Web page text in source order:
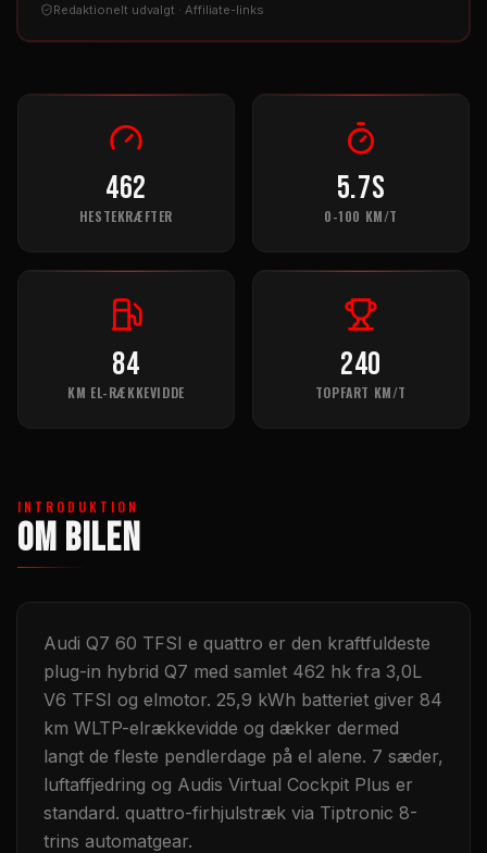
Redaktionelt udvalgt · Affiliate-links
462
HESTEKRÆFTER
5.7s
0-100 KM/T
84
KM EL-RÆKKEVIDDE
240
TOPFART KM/T
INTRODUKTION
OM BILEN
Audi Q7 60 TFSI e quattro er den kraftfuldeste
plug-in hybrid Q7 med samlet 462 hk fra 3,0L
V6 TFSI og elmotor. 25,9 kWh batteriet giver 84
km WLTP-elrækkevidde og dækker dermed
langt de fleste pendlerdage på el alene. 7 sæder,
luftaffjedring og Audis Virtual Cockpit Plus er
standard. quattro-firhjulstræk via Tiptronic 8-
trins automatgear.